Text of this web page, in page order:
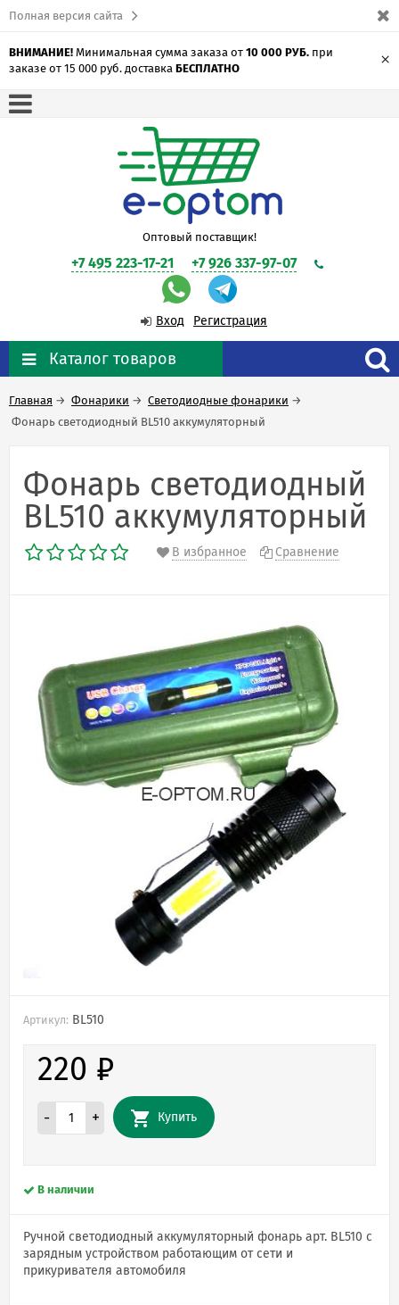
Полная версия сайта
ВНИМАНИЕ! Минимальная сумма заказа от 10 000 РУБ. при
заказе от 15 000 руб. доставка БЕСПЛАТНО ×
Оптовый поставщик!
+7 495 223-17-21 +7 926 337-97-07
Вход Регистрация
Каталог товаров
Главная → Фонарики → Светодиодные фонарики →
Фонарь светодиодный BL510 аккумуляторный
Фонарь светодиодный
BL510 аккумуляторный
В избранное Сравнение
Артикул: BL510
220 ₽
- + Купить
В наличии
Ручной светодиодный аккумуляторный фонарь арт. BL510 с
зарядным устройством работающим от сети и
прикуривателя автомобиля